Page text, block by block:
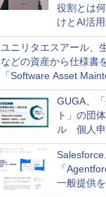
役割とは
けとAI活
ファイナ
ユニリタエスアール、
などの資産から仕様書
「Software Asset
に発売
GUGA、
ト」の団
ル 個人申
払いなど
Salesforce
「
一般提供